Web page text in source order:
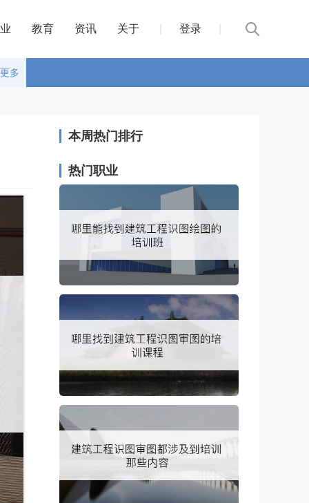
教育 资讯 关于 登录
更多
本周热门排行
热门职业